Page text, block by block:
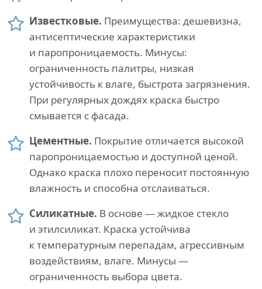
Известковые. Преимущества: дешевизна,
антисептические характеристики
и паропроницаемость. Минусы:
ограниченность палитры, низкая
устойчивость к влаге, быстрота загрязнения.
При регулярных дождях краска быстро
смывается с фасада.
Цементные. Покрытие отличается высокой
паропроницаемостью и доступной ценой.
Однако краска плохо переносит постоянную
влажность и способна отслаиваться.
Силикатные. В основе — жидкое стекло
и этилсиликат. Краска устойчива
к температурным перепадам, агрессивным
воздействиям, влаге. Минусы —
ограниченность выбора цвета.